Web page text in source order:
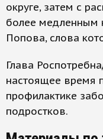
округе, затем с
более медленным
Попова, слова
Глава
настоящее время
профилактике
подростков.